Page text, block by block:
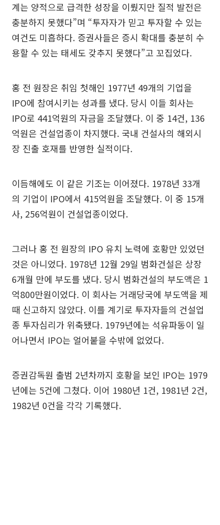
계는 양적으로 급격한 성장을 이뤘지만 질적 발전은
충분하지 못했다”며 “투자자가 믿고 투자할 수 있는
여건도 미흡하다. 증권사들은 증시 확대를 충분히 수
용할 수 있는 태세도 갖추지 못했다”고 꼬집었다.
홍 전 원장은 취임 첫해인 1977년 49개의 기업을
IPO에 참여시키는 성과를 냈다. 당시 이들 회사는
IPO로 441억원의 자금을 조달했다. 이 중 14건, 136
억원은 건설업종이 차지했다. 국내 건설사의 해외시
장 진출 호재를 반영한 실적이다.
이듬해에도 이 같은 기조는 이어졌다. 1978년 33개
의 기업이 IPO에서 415억원을 조달했다. 이 중 15개
사, 256억원이 건설업종이었다.
그러나 홍 전 원장의 IPO 유치 노력에 호황만 있었던
것은 아니었다. 1978년 12월 29일 범화건설은 상장
6개월 만에 부도를 냈다. 당시 범화건설의 부도액은 1
억800만원이었다. 이 회사는 거래당국에 부도액을 제
때 신고하지 않았다. 이를 계기로 투자자들의 건설업
종 투자심리가 위축됐다. 1979년에는 석유파동이 일
어나면서 IPO는 얼어붙을 수밖에 없었다.
증권감독원 출범 2년차까지 호황을 보인 IPO는 1979
년에는 5건에 그쳤다. 이어 1980년 1건, 1981년 2건,
1982년 0건을 각각 기록했다.